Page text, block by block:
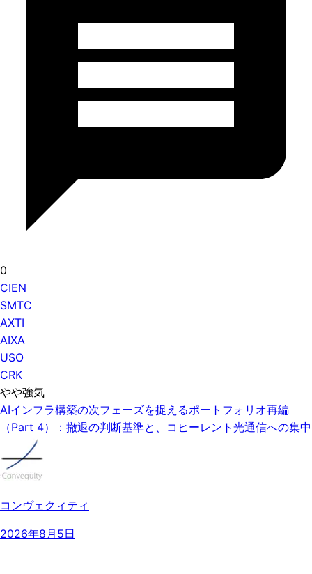
0
CIEN
SMTC
AXTI
AIXA
USO
CRK
やや強気
AIインフラ構築の次フェーズを捉えるポートフォリオ再編
（Part 4）：撤退の判断基準と、コヒーレント光通信への集中
コンヴェクィティ
2026年8月5日